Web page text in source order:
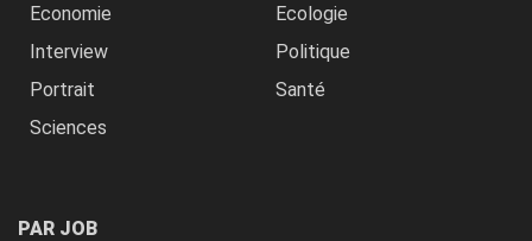
Economie
Ecologie
Interview
Politique
Portrait
Santé
Sciences
PAR JOB